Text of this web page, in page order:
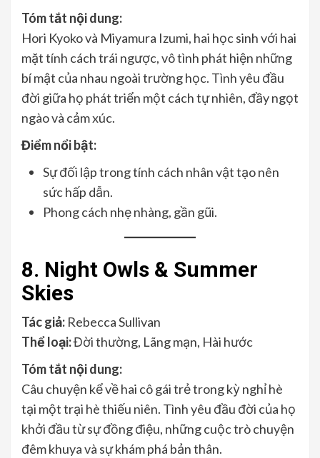
Tóm tắt nội dung:
Hori Kyoko và Miyamura Izumi, hai học sinh với hai
mặt tính cách trái ngược, vô tình phát hiện những
bí mật của nhau ngoài trường học. Tình yêu đầu
đời giữa họ phát triển một cách tự nhiên, đầy ngọt
ngào và cảm xúc.
Điểm nổi bật:
Sự đối lập trong tính cách nhân vật tạo nên
sức hấp dẫn.
Phong cách nhẹ nhàng, gần gũi.
8. Night Owls & Summer
Skies
Tác giả: Rebecca Sullivan
Thể loại:Đời thường, Lãng mạn, Hài hước
Tóm tắt nội dung:
Câu chuyện kể về hai cô gái trẻ trong kỳ nghỉ hè
tại một trại hè thiếu niên. Tình yêu đầu đời của họ
khởi đầu từ sự đồng điệu, những cuộc trò chuyện
đêm khuya và sự khám phá bản thân.